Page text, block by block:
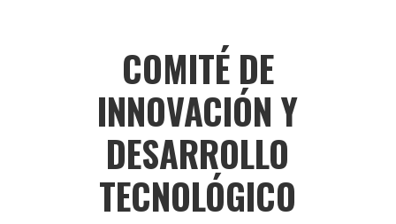
COMITÉ DE
INNOVACIÓN Y
DESARROLLO
TECNOLÓGICO